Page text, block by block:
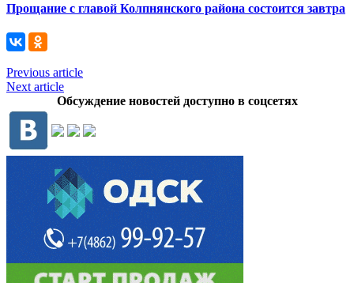
Прощание с главой Колпнянского района состоится завтра
Previous article
Next article
Обсуждение новостей доступно в соцсетях